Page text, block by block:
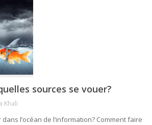
sources se vouer?
Khali
l’océan de l’information? Comment faire